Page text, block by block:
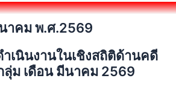
าคม พ.ศ.2569
เนินงานในเชิงสถิติด้านคดี
ม เดือน มีนาคม 2569